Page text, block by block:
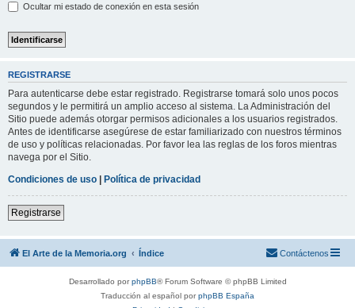
Ocultar mi estado de conexión en esta sesión
REGISTRARSE
Para autenticarse debe estar registrado. Registrarse tomará solo unos pocos
segundos y le permitirá un amplio acceso al sistema. La Administración del
Sitio puede además otorgar permisos adicionales a los usuarios registrados.
Antes de identificarse asegúrese de estar familiarizado con nuestros términos
de uso y políticas relacionadas. Por favor lea las reglas de los foros mientras
navega por el Sitio.
Condiciones de uso | Política de privacidad
Registrarse
El Arte de la Memoria.org Índice Contáctenos
Desarrollado porphpBB® Forum Software © phpBB Limited
Traducción al español porphpBB España